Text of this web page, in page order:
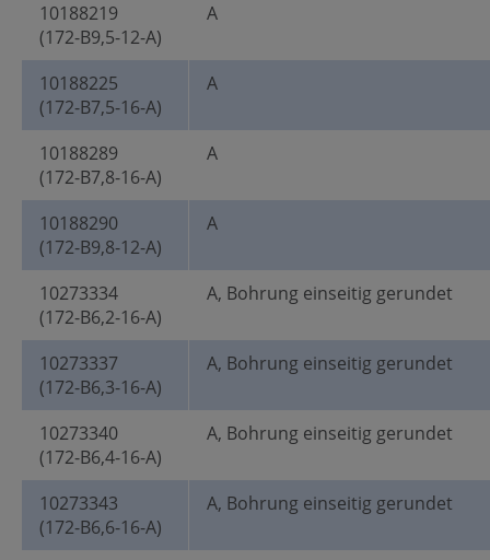
10188219
(172-B9,5-12-A)
A
10188225
(172-B7,5-16-A)
A
10188289
(172-B7,8-16-A)
A
10188290
(172-B9,8-12-A)
A
10273334
(172-B6,2-16-A)
A, Bohrung einseitig gerundet
10273337
(172-B6,3-16-A)
A, Bohrung einseitig gerundet
10273340
(172-B6,4-16-A)
A, Bohrung einseitig gerundet
10273343
(172-B6,6-16-A)
A, Bohrung einseitig gerundet